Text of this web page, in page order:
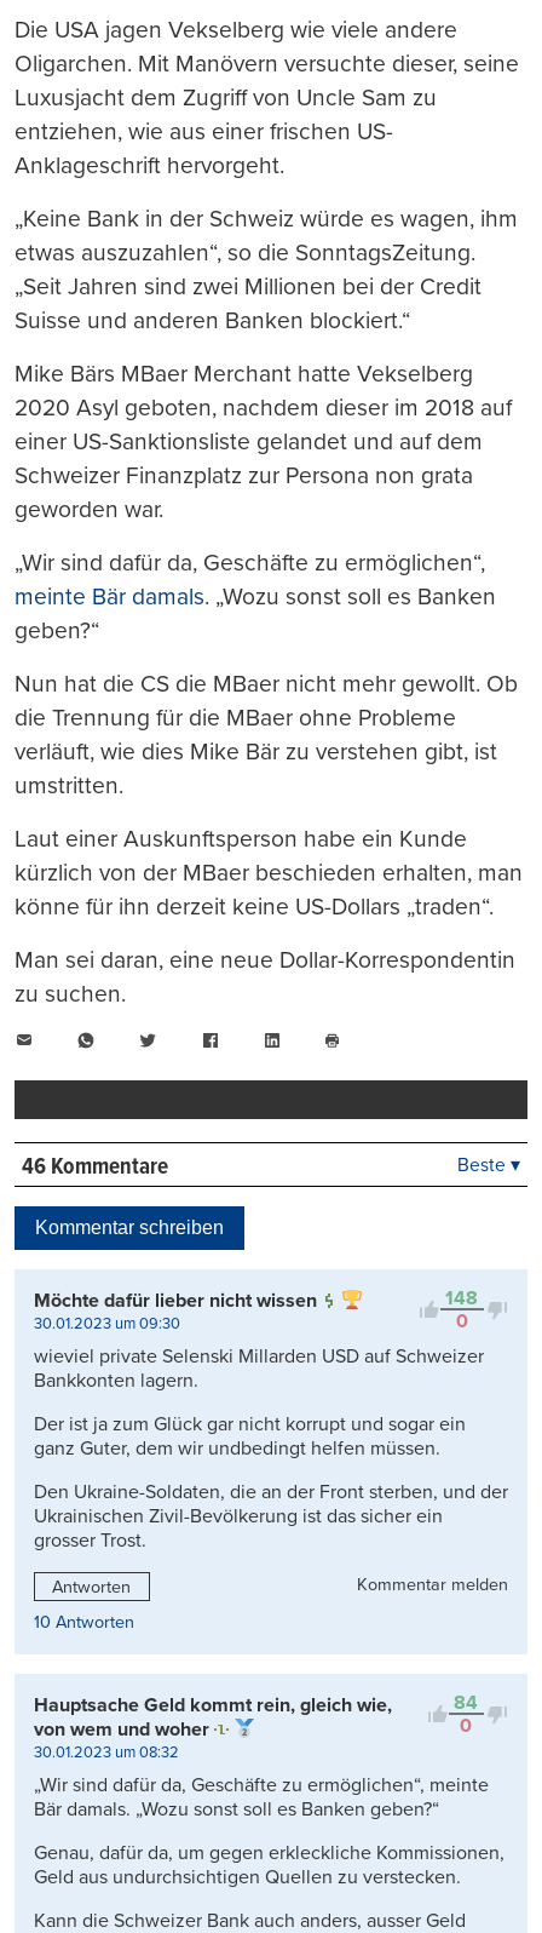
Die USA jagen Vekselberg wie viele andere
Oligarchen. Mit Manövern versuchte dieser, seine
Luxusjacht dem Zugriff von Uncle Sam zu
entziehen, wie aus einer frischen US-
Anklageschrift hervorgeht.
„Keine Bank in der Schweiz würde es wagen, ihm
etwas auszuzahlen“, so die SonntagsZeitung.
„Seit Jahren sind zwei Millionen bei der Credit
Suisse und anderen Banken blockiert.“
Mike Bärs MBaer Merchant hatte Vekselberg
2020 Asyl geboten, nachdem dieser im 2018 auf
einer US-Sanktionsliste gelandet und auf dem
Schweizer Finanzplatz zur Persona non grata
geworden war.
„Wir sind dafür da, Geschäfte zu ermöglichen“,
meinte Bär damals. „Wozu sonst soll es Banken
geben?“
Nun hat die CS die MBaer nicht mehr gewollt. Ob
die Trennung für die MBaer ohne Probleme
verläuft, wie dies Mike Bär zu verstehen gibt, ist
umstritten.
Laut einer Auskunftsperson habe ein Kunde
kürzlich von der MBaer beschieden erhalten, man
könne für ihn derzeit keine US-Dollars „traden“.
Man sei daran, eine neue Dollar-Korrespondentin
zu suchen.
WhatsAppTwitter FacebookLinkedIn
drucken
46 Kommentare
Kontrovers
Beste ▾
Kommentar schreiben
148
0
Möchte dafür lieber nicht wissen
30.01.2023 um 09:30
wieviel private Selenski Millarden USD auf Schweizer
Bankkonten lagern.
Der ist ja zum Glück gar nicht korrupt und sogar ein
ganz Guter, dem wir undbedingt helfen müssen.
Den Ukraine-Soldaten, die an der Front sterben, und der
Ukrainischen Zivil-Bevölkerung ist das sicher ein
grosser Trost.
Antworten
Kommentar melden
10 Antworten
84
0
Hauptsache Geld kommt rein, gleich wie,
von wem und woher
30.01.2023 um 08:32
„Wir sind dafür da, Geschäfte zu ermöglichen“, meinte
Bär damals. „Wozu sonst soll es Banken geben?“
Genau, dafür da, um gegen erkleckliche Kommissionen,
Geld aus undurchsichtigen Quellen zu verstecken.
Kann die Schweizer Bank auch anders, ausser Geld